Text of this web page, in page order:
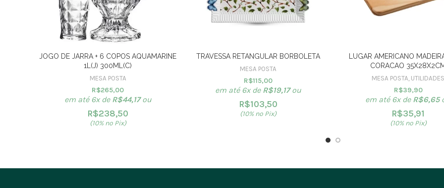
JOGO DE JARRA + 6 COPOS AQUAMARINE
1L(J) 300ML(C)
MESA POSTA
R$265,00
em até 6x de R$44,17ou
R$238,50
(10% no Pix)
TRAVESSA RETANGULAR BORBOLETA
MESA POSTA
R$115,00
em até 6x de R$19,17ou
R$103,50
(10% no Pix)
LUGAR AMERICANO
CORACAO
MESA POSTA, UTILIDADES
R$39,90
em até 6x de R$6,65
R$35,91
(10% no Pix)